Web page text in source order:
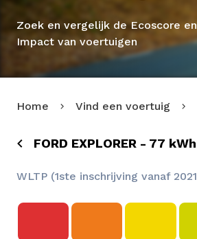
Zoek en vergelijk de Ecoscore
Impact van voertuigen
Home Vind een voertuig
FORD EXPLORER - 77
WLTP (1ste inschrijving vanaf